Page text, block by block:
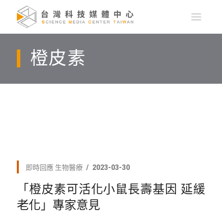
橙皮素
即時回應 生物醫療 2023-03-30
「橙皮素可活化小鼠長壽基因 延緩
老化」專家意見